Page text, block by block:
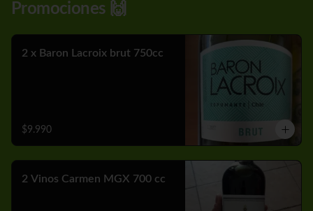
Promociones 🙌
2 x Baron Lacroix brut 750cc
$9.990
2 Vinos Carmen MGX 700 cc